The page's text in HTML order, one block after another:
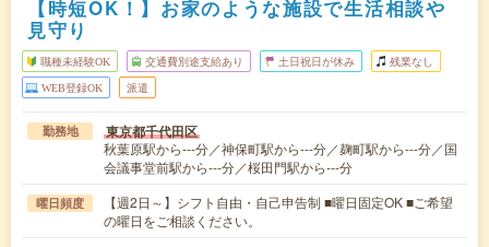
【時短OK！】お家のような施設で生活相談や
見守り
職種未経験OK 交通費別途支給あり 土日祝日が休み 残業なし
WEB登録OK 派遣
勤務地 東京都千代田区
秋葉原駅から---分／神保町駅から---分／麹町駅から---分／国
会議事堂前駅から---分／桜田門駅から---分
曜日頻度
【週2日～】シフト自由・自己申告制 ■曜日固定OK ■ご希望
の曜日をご相談ください。